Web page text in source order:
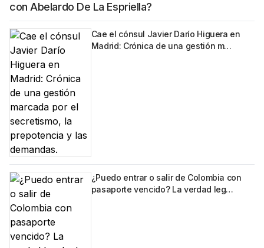
con Abelardo De La Espriella?
Cae el cónsul Javier Darío Higuera en
Madrid: Crónica de una gestión m…
¿Puedo entrar o salir de Colombia con
pasaporte vencido? La verdad leg…